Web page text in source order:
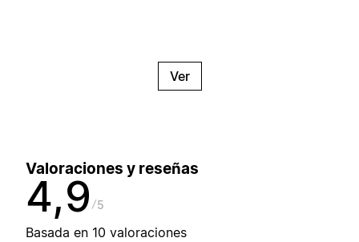
Ver
Valoraciones y reseñas
4,9 5
Basada en 10 valoraciones